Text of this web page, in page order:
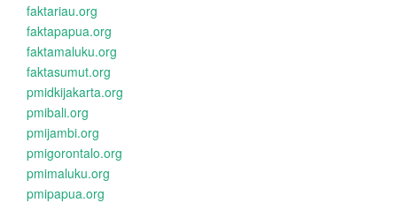
faktariau.org
faktapapua.org
faktamaluku.org
faktasumut.org
pmidkijakarta.org
pmibali.org
pmijambi.org
pmigorontalo.org
pmimaluku.org
pmipapua.org